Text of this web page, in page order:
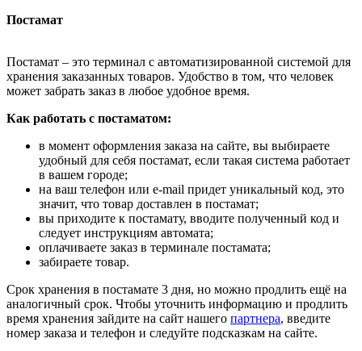
Постамат
Постамат – это терминал с автоматизированной системой для
хранения заказанных товаров. Удобство в том, что человек
может забрать заказ в любое удобное время.
Как работать с постаматом:
в момент оформления заказа на сайте, вы выбираете
удобный для себя постамат, если такая система работает
в вашем городе;
на ваш телефон или e-mail придет уникальный код, это
значит, что товар доставлен в постамат;
вы приходите к постамату, вводите полученный код и
следует инструкциям автомата;
оплачиваете заказ в терминале постамата;
забираете товар.
Срок хранения в постамате 3 дня, но можно продлить ещё на
аналогичный срок. Чтобы уточнить информацию и продлить
время хранения зайдите на сайт нашего партнера, введите
номер заказа и телефон и следуйте подсказкам на сайте.